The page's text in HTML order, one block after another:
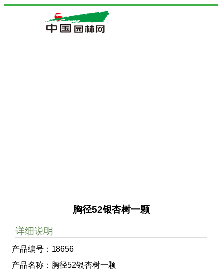
胸径52银杏树一颗
详细说明
产品编号：18656
产品名称：胸径52银杏树一颗